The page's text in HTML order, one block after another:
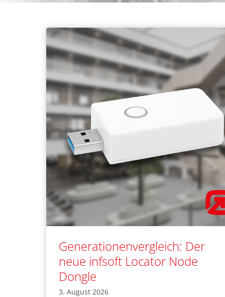
Generationenvergleich: Der
neue infsoft Locator Node
Dongle
3. August 2026